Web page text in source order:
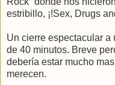
estribillo, ¡!Sex, Drugs
Un cierre espectacular a
de 40 minutos. Breve
debería estar mucho
merecen.